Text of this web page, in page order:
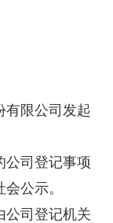
限公司发起
司登记事项
公示。
司登记机关